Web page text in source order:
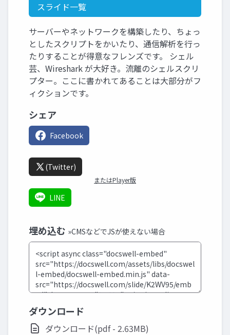
スライド一覧
サーバーやネットワークを構築したり、ちょっ
としたスクリプトをかいたり、通信解析を行っ
たりすることが得意なフレンズです。 シェル
芸、Wireshark が大好き。流離のシェルスクリ
プター。ここに書かれてあることは大部分がフ
ィクションです。
シェア
Facebook
(Twitter)
またはPlayer版
LINE
埋め込む »CMSなどでJSが使えない場合
ダウンロード
ダウンロード(pdf - 2.63MB)